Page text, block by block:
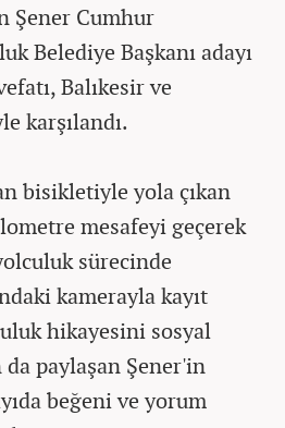
Şener Cumhur
Belediye Başkanı adayı
Balıkesir ve
karşılandı.
bisikletiyle yola çıkan
mesafeyi geçerek
sürecinde
kamerayla kayıt
hikayesini sosyal
da paylaşan Şener'in
beğeni ve yorum